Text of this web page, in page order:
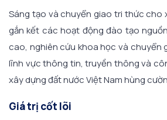
Sáng tạo và chuyển giao tri thức cho
gắn kết các hoạt động đào tạo
cao, nghiên cứu khoa học và chuyển
lĩnh vực thông tin, truyền thông và
xây dựng đất nước Việt Nam hùng
Giá trị cốt lõi